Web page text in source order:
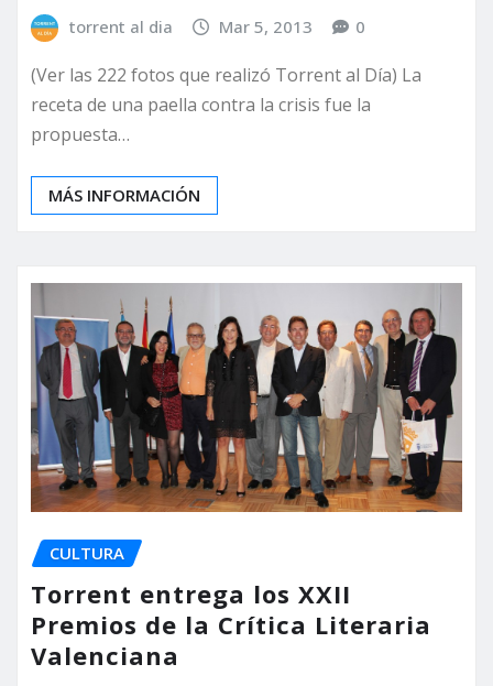
torrent al dia Mar 5, 2013 0
(Ver las 222 fotos que realizó Torrent al Día) La
receta de una paella contra la crisis fue la
propuesta…
MÁS INFORMACIÓN
CULTURA
Torrent entrega los XXII
Premios de la Crítica Literaria
Valenciana